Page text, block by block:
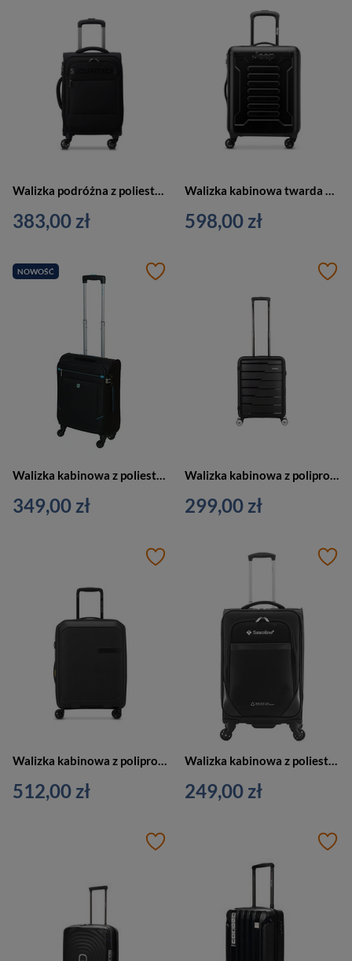
383,00 zł 598,00 zł
NOWOŚĆ
Walizka kabinowa z poliestru unisex Dielle 350 50 NE na 4 kółkach czarna
349,00 zł
Walizka kabinowa z polipropylenu unisex SAXOLINE Bliss twarda podróżna S czarna
299,00 zł
512,00 zł 249,00 zł